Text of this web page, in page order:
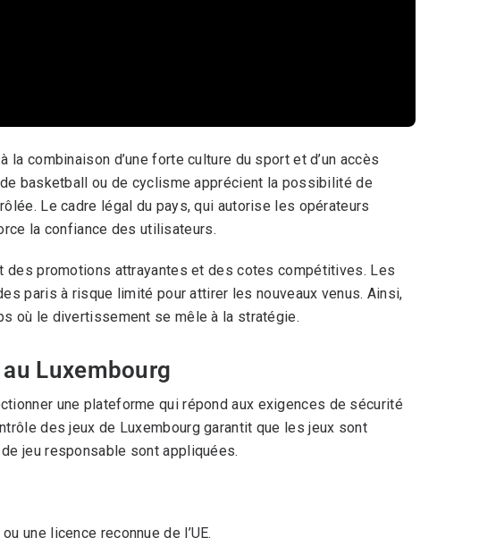
combinaison d’une forte culture du sport et d’un accès
basketball ou de cyclisme apprécient la possibilité de
Le cadre légal du pays, qui autorise les opérateurs
la confiance des utilisateurs.
des promotions attrayantes et des cotes compétitives. Les
paris à risque limité pour attirer les nouveaux venus. Ainsi,
où le divertissement se mêle à la stratégie.
Luxembourg
une plateforme qui répond aux exigences de sécurité
des jeux de Luxembourg garantit que les jeux sont
jeu responsable sont appliquées.
une licence reconnue de l’UE.